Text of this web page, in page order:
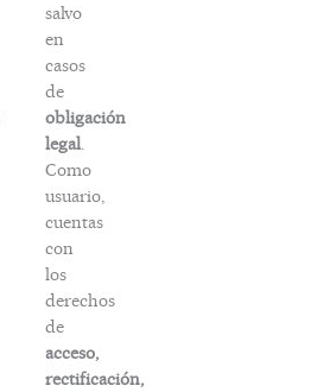
salvo
en
casos
de
obligación
legal.
Como
usuario,
cuentas
con
los
derechos
de
acceso,
rectificación,